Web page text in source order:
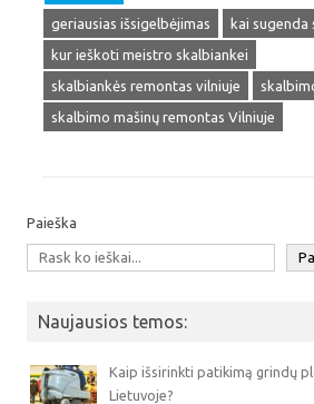
geriausias išsigelbėjimas
kai sugenda
kur ieškoti meistro skalbiankei
skalbiankės remontas vilniuje
skalbimo mašinų remontas Vilniuje
Paieška
Naujausios temos:
Kaip išsirinkti patikimą grindų
Lietuvoje?